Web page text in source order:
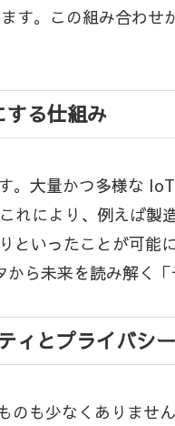
す。この組み合わ
る仕組み
大量かつ多様な
れにより、例えば製
いったことが可能
ら未来を読み解く「
ィとプライバシ
も少なくありませ